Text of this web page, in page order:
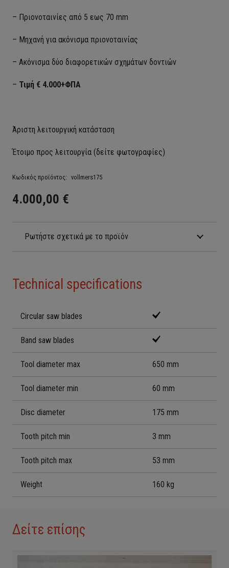
– Πριoνοταινίες από 5 εως 70 mm
– Μηχανή για ακόνισμα πριονοταινίας
– Ακόνισμα δύο διαφορετικών σχημάτων δοντιών
– Τιμή € 4.000+ΦΠΑ
Άριστη λειτουργική κατάσταση
Έτοιμο προς λειτουργία (δείτε φωτογραφίες)
Κωδικός προϊόντος: vollmers175
4.000,00 €
Ρωτήστε σχετικά με το προϊόν
Technical specifications
Circular saw blades
Band saw blades
Tool diameter max 650 mm
Tool diameter min 60 mm
Disc diameter 175 mm
Tooth pitch min 3 mm
Tooth pitch max 53 mm
Weight 160 kg
Δείτε επίσης